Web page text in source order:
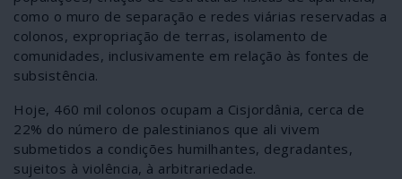
como o muro de separação e redes viárias reservadas a
colonos, expropriação de terras, isolamento de
comunidades, inclusivamente em relação às fontes de
subsistência.
Hoje, 460 mil colonos ocupam a Cisjordânia, cerca de
22% do número de palestinianos que ali vivem
submetidos a condições humilhantes, degradantes,
sujeitos à violência, à arbitrariedade.